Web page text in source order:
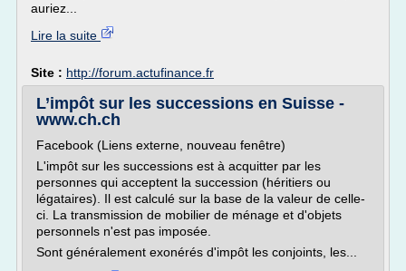
auriez...
Lire la suite
Site : http://forum.actufinance.fr
L’impôt sur les successions en Suisse -
www.ch.ch
Facebook (Liens externe, nouveau fenêtre)
L'impôt sur les successions est à acquitter par les
personnes qui acceptent la succession (héritiers ou
légataires). Il est calculé sur la base de la valeur de celle-
ci. La transmission de mobilier de ménage et d'objets
personnels n'est pas imposée.
Sont généralement exonérés d'impôt les conjoints, les...